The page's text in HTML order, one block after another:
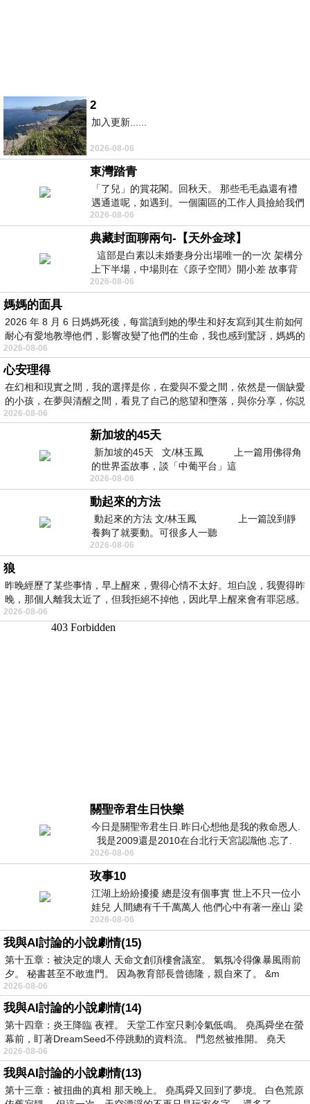
2
加入更新......
2026-08-06
東灣踏青
「了兒」的賞花閣。回秋天。 那些毛毛蟲還有禮
遇通道呢，如遇到。一個園區的工作人員撿給我們
細賞。
2026-08-06
典藏封面聊兩句-【天外金球】
這部是白素以未婚妻身分出場唯一的一次 架構分
上下半場，中場則在《原子空間》開小差 故事背
景影射西藏境外流亡 地下組織
2026-08-06
媽媽的面具
2026 年 8 月 6 日媽媽死後，每當讀到她的學生和好友寫到其生前如何
耐心有愛地教導他們，影響改變了他們的生命，我也感到驚訝，媽媽的
2026-08-06
心安理得
在幻相和現實之間，我的選擇是你，在愛與不愛之間，依然是一個缺愛
的小孩，在夢與清醒之間，看見了自己的慾望和墮落，與你分享，你説
2026-08-06
新加坡的45天
新加坡的45天 文/林玉鳳 上一篇用佛得角
的世界盃故事，談「中葡平台」這
2026-08-06
動起來的方法
動起來的方法 文/林玉鳳 上一篇說到靜
養夠了就要動。可很多人一聽
2026-08-06
狼
昨晚經歷了某些事情，早上醒來，覺得心情不太好。坦白說，我覺得昨
晚，那個人離我太近了，但我拒絕不掉他，因此早上醒來會有罪惡感。
2026-08-06
關聖帝君生日快樂
今日是關聖帝君生日.昨日心想他是我的救命恩人.
我是2009還是2010在台北行天宮認識他.忘了.
一個奇摩交友的網友學
2026-08-06
玫事10
江湖上紛紛擾擾 總是沒有個事實 世上不只一位小
娃兒 人間總有千千萬萬人 他們心中有著一座山 梁
山佛山泰華衡恆嵩 一山之高
2026-08-06
我與AI討論的小說劇情(15)
第十五章：被決定的壞人 天命文創頂樓會議室。 氣氛冷得像暴風雨前
夕。 秘書甚至不敢進門。 因為教育部長曾德隆，親自來了。 &m
2026-08-06
我與AI討論的小說劇情(14)
第十四章：炎王降臨 夜裡。 天堂工作室只剩冷氣低鳴。 堯禹舜坐在螢
幕前，盯著DreamSeed不停跳動的資料流。 門忽然被推開。 堯天
2026-08-06
我與AI討論的小說劇情(13)
第十三章：被扭曲的真相 那天晚上。 堯禹舜又回到了夢境。 白色荒原